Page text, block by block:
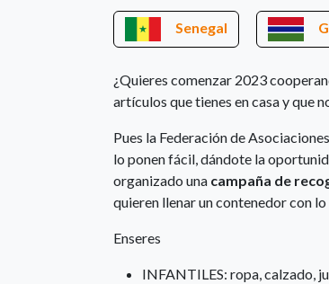
Senegal
¿Quieres comenzar 2023
artículos que tienes en casa y que
Pues la Federación de
lo ponen fácil, dándote la
organizado una campaña de
quieren llenar un contenedor con
Enseres
INFANTILES: ropa, calzado,